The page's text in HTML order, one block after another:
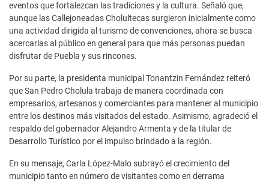
eventos que fortalezcan las tradiciones y la cultura. Señaló que,
aunque las Callejoneadas Cholultecas surgieron inicialmente como
una actividad dirigida al turismo de convenciones, ahora se busca
acercarlas al público en general para que más personas puedan
disfrutar de Puebla y sus rincones.
Por su parte, la presidenta municipal Tonantzin Fernández reiteró
que San Pedro Cholula trabaja de manera coordinada con
empresarios, artesanos y comerciantes para mantener al municipio
entre los destinos más visitados del estado. Asimismo, agradeció el
respaldo del gobernador Alejandro Armenta y de la titular de
Desarrollo Turístico por el impulso brindado a la región.
En su mensaje, Carla López-Malo subrayó el crecimiento del
municipio tanto en número de visitantes como en derrama